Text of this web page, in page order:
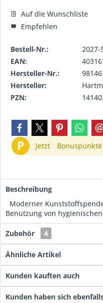
Auf die Wunschliste
Empfehlen
Bestell-Nr.:
2027-
EAN:
Hersteller-Nr.:
Hersteller:
PZN:
P Jetzt
Beschreibung
Moderner
Benutzung von
Zubehör 4
Ähnliche Artikel
Kunden kauften auch
Kunden haben sich